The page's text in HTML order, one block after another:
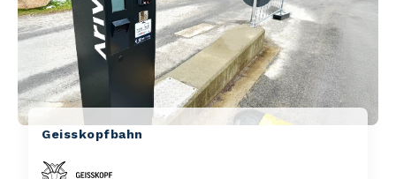
Geisskopfbahn